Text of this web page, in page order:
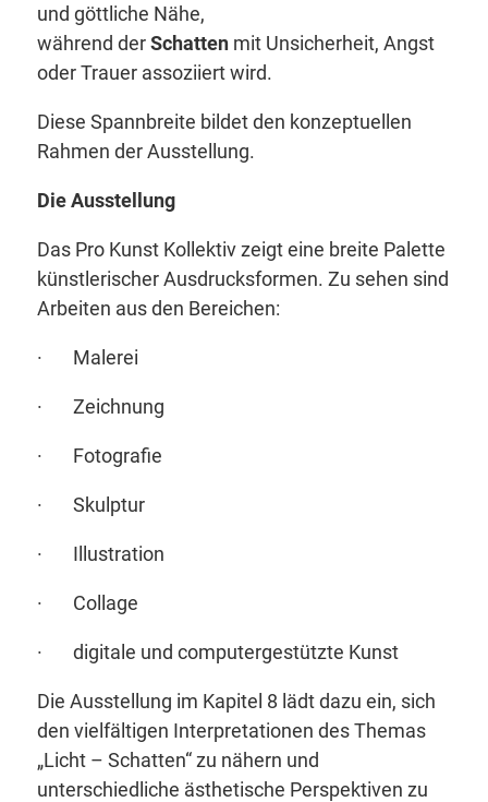
und göttliche Nähe,
während derSchattenmit Unsicherheit, Angst
oder Trauer assoziiert wird.
Diese Spannbreite bildet den konzeptuellen
Rahmen der Ausstellung.
Die Ausstellung
Das Pro Kunst Kollektiv zeigt eine breite Palette
künstlerischer Ausdrucksformen. Zu sehen sind
Arbeiten aus den Bereichen:
· Malerei
· Zeichnung
· Fotografie
· Skulptur
· Illustration
· Collage
· digitale und computergestützte Kunst
Die Ausstellung im Kapitel 8 lädt dazu ein, sich
den vielfältigen Interpretationen des Themas
„Licht – Schatten“ zu nähern und
unterschiedliche ästhetische Perspektiven zu